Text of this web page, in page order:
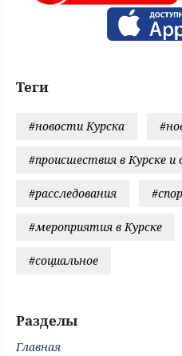
Теги
#новости Курска
#происшествия в Курске и
#расследования
#мероприятия в Курске
#социальное
Разделы
Главная